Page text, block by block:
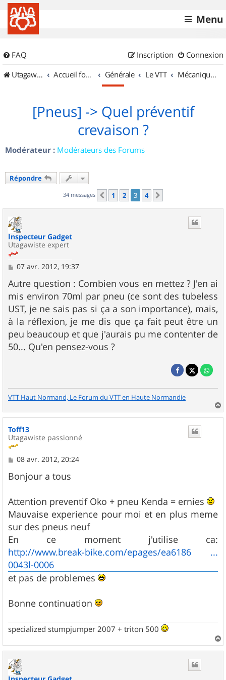
Menu
FAQ Connexion
Inscription
UtagawaVTT (Randos VTT et VTTAE avec traces GPS)
Accueil forum Générale Le VTT Mécanique et Entretiens
[Pneus] -> Quel préventif
crevaison ?
Modérateur : Modérateurs des Forums
Répondre
34 messages Précédent
1 2 3 4
Inspecteur Gadget
Utagawiste expert
M
s
s
a
g
e
07 avr. 2012, 19:37
Autre question : Combien vous en mettez ? J'en ai
mis environ 70ml par pneu (ce sont des tubeless
UST, je ne sais pas si ça a son importance), mais,
à la réflexion, je me dis que ça fait peut être un
peu beaucoup et que j'aurais pu me contenter de
50... Qu'en pensez-vous ?
VTT Haut Normand, Le Forum du VTT en Haute Normandie
a
u
Toff13
Utagawiste passionné
M
s
s
g
e
08 avr. 2012, 20:24
Bonjour a tous
Attention preventif Oko + pneu Kenda = ernies
Mauvaise experience pour moi et en plus meme
sur des pneus neuf
En ce moment j'utilise ca:
http://www.break-bike.com/epages/ea6186 ...
0043l-0006
et pas de problemes
Bonne continuation
specialized stumpjumper 2007 + triton 500
a